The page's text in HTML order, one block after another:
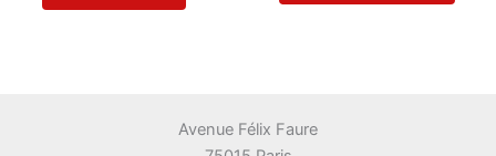
Avenue Félix Faure